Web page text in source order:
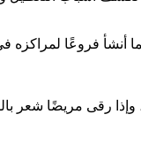
أنشأ فروعًا
وإذا رقى مريضًا شعر